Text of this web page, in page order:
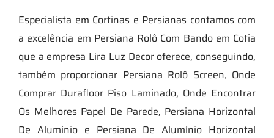
Especialista em Cortinas e Persianas contamos com
a excelência em Persiana Rolô Com Bando em Cotia
que a empresa Lira Luz Decor oferece, conseguindo,
também proporcionar Persiana Rolô Screen, Onde
Comprar Durafloor Piso Laminado, Onde Encontrar
Os Melhores Papel De Parede, Persiana Horizontal
De Alumínio e Persiana De Alumínio Horizontal